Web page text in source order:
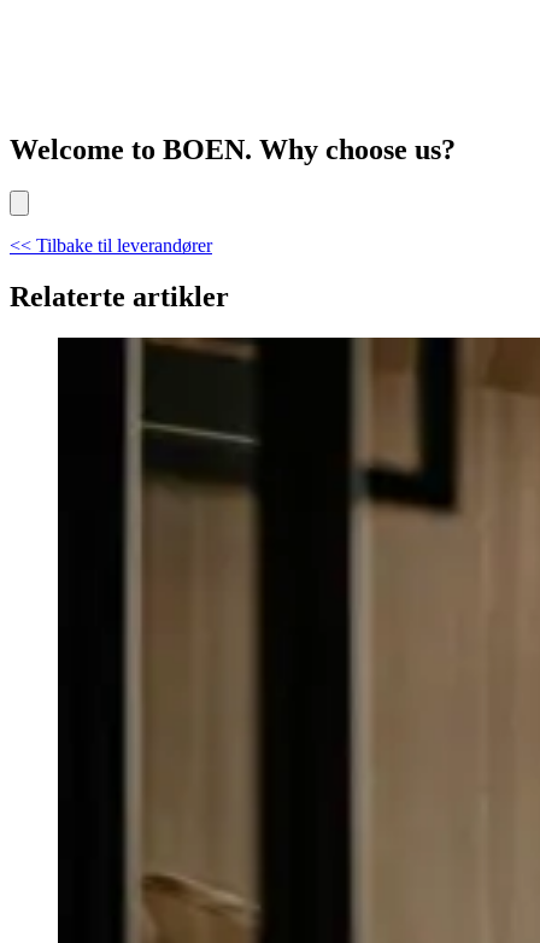
Welcome to BOEN. Why choose us?
<< Tilbake til leverandører
Relaterte artikler